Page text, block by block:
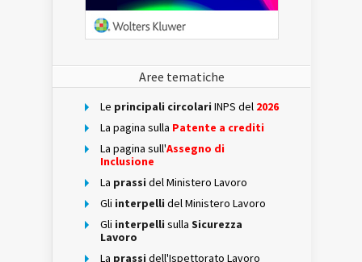
Aree tematiche
Le principali circolari INPS del 2026
La pagina sulla Patente a crediti
La pagina sull'Assegno di
Inclusione
La prassi del Ministero Lavoro
Gli interpelli del Ministero Lavoro
Gli interpelli sulla Sicurezza
Lavoro
La prassi dell'Ispettorato Lavoro